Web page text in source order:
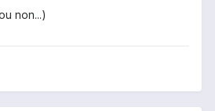
non...)